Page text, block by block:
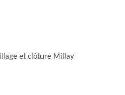
et clôture Millay